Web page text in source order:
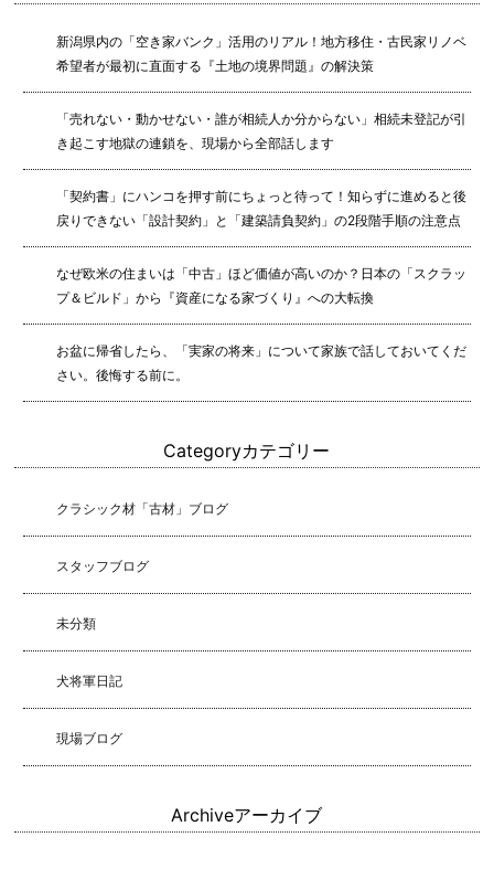
新潟県内の「空き家バンク」活用のリアル！地方移住・古民家リノベ
希望者が最初に直面する『土地の境界問題』の解決策
「売れない・動かせない・誰が相続人か分からない」相続未登記が引
き起こす地獄の連鎖を、現場から全部話します
「契約書」にハンコを押す前にちょっと待って！知らずに進めると後
戻りできない「設計契約」と「建築請負契約」の2段階手順の注意点
なぜ欧米の住まいは「中古」ほど価値が高いのか？日本の「スクラッ
プ＆ビルド」から『資産になる家づくり』への大転換
お盆に帰省したら、「実家の将来」について家族で話しておいてくだ
さい。後悔する前に。
Categoryカテゴリー
クラシック材「古材」ブログ
スタッフブログ
未分類
犬将軍日記
現場ブログ
Archiveアーカイブ